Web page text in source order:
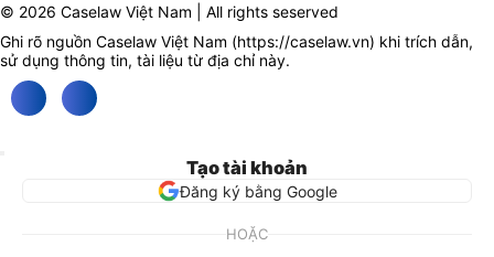
© 2026 Caselaw Việt Nam | All rights seserved
Ghi rõ nguồn Caselaw Việt Nam (https://caselaw.vn) khi trích dẫn,
sử dụng thông tin, tài liệu từ địa chỉ này.
Tạo tài khoản
Đăng ký bằng Google
HOẶC